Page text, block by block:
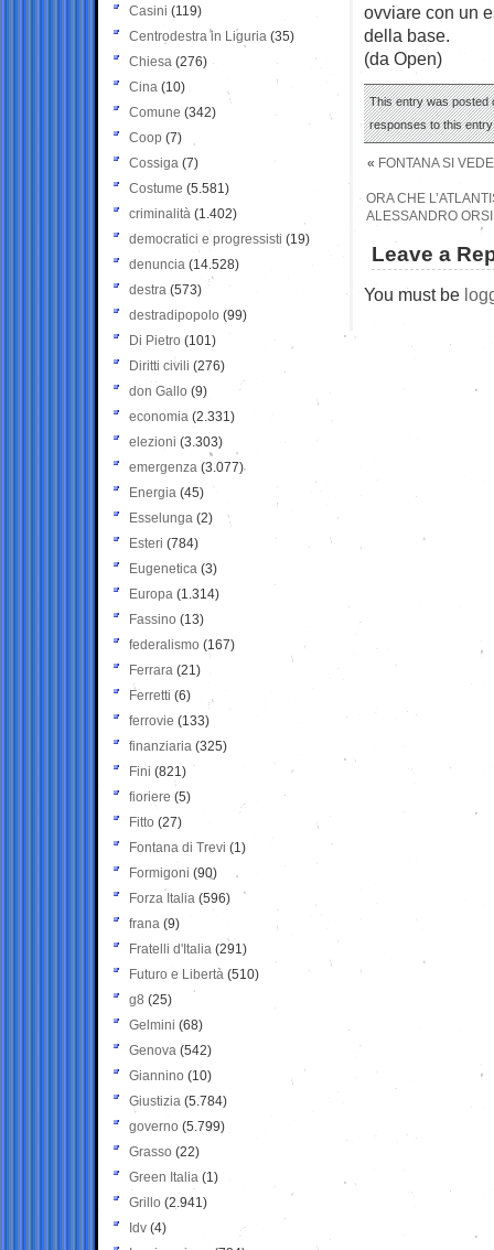
ovviare con un
della base.
(da Open)
This entry was posted
responses to this
« FONTANA SI
ORA CHE
ALESSANDRO
Leave a
You must be
Casini (119)
Centrodestra in Liguria (35)
Chiesa (276)
Cina (10)
Comune (342)
Coop (7)
Cossiga (7)
Costume (5.581)
criminalità (1.402)
democratici e progressisti (19)
denuncia (14.528)
destra (573)
destradipopolo (99)
Di Pietro (101)
Diritti civili (276)
don Gallo (9)
economia (2.331)
elezioni (3.303)
emergenza (3.077)
Energia (45)
Esselunga (2)
Esteri (784)
Eugenetica (3)
Europa (1.314)
Fassino (13)
federalismo (167)
Ferrara (21)
Ferretti (6)
ferrovie (133)
finanziaria (325)
Fini (821)
fioriere (5)
Fitto (27)
Fontana di Trevi (1)
Formigoni (90)
Forza Italia (596)
frana (9)
Fratelli d'Italia (291)
Futuro e Libertà (510)
g8 (25)
Gelmini (68)
Genova (542)
Giannino (10)
Giustizia (5.784)
governo (5.799)
Grasso (22)
Green Italia (1)
Grillo (2.941)
Idv (4)